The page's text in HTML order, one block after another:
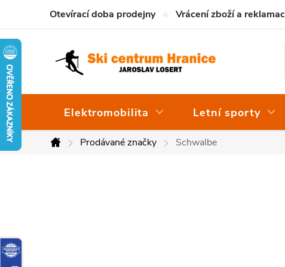
obsah
Otevírací doba prodejny Vrácení zboží a reklamace
Elektromobilita Letní sporty
DomůProdávané značky Schwalbe